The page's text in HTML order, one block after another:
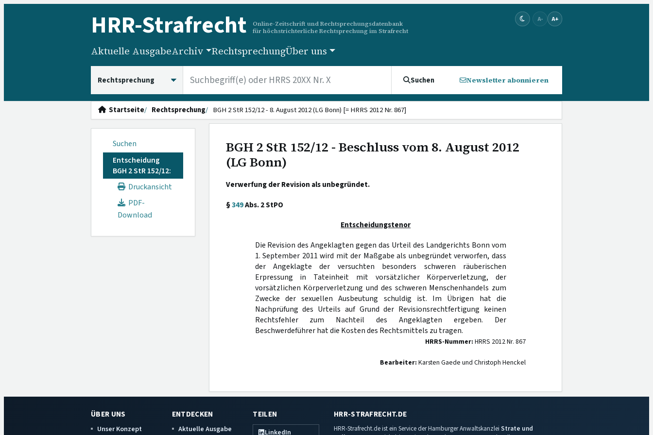
HRR-Strafrecht
Online-Zeitschrift und Rechtsprechungsdatenbank
für höchstrichterliche Rechtsprechung im Strafrecht
A- A+
Aktuelle AusgabeArchiv RechtsprechungÜber uns
Suchen Newsletter abonnieren
Startseite Rechtsprechung BGH 2 StR 152/12 - 8. August 2012 (LG Bonn) [= HRRS 2012 Nr. 867]
Suchen
Entscheidung
BGH 2 StR 152/12:
Druckansicht
PDF-
Download
BGH 2 StR 152/12 - Beschluss vom 8. August 2012
(LG Bonn)
Verwerfung der Revision als unbegründet.
§349Abs. 2 StPO
Entscheidungstenor
Die Revision des Angeklagten gegen das Urteil des Landgerichts Bonn vom
1. September 2011 wird mit der Maßgabe als unbegründet verworfen, dass
der Angeklagte der versuchten besonders schweren räuberischen
Erpressung in Tateinheit mit vorsätzlicher Körperverletzung, der
vorsätzlichen Körperverletzung und des schweren Menschenhandels zum
Zwecke der sexuellen Ausbeutung schuldig ist. Im Übrigen hat die
Nachprüfung des Urteils auf Grund der Revisionsrechtfertigung keinen
Rechtsfehler zum Nachteil des Angeklagten ergeben. Der
Beschwerdeführer hat die Kosten des Rechtsmittels zu tragen.
HRRS-Nummer: HRRS 2012 Nr. 867
Bearbeiter: Karsten Gaede und Christoph Henckel
ÜBER UNS
Unser Konzept
ENTDECKEN
Aktuelle Ausgabe
TEILEN
LinkedIn
HRR-STRAFRECHT.DE
HRR-Strafrecht.de ist ein Service der Hamburger Anwaltskanzlei Strate und